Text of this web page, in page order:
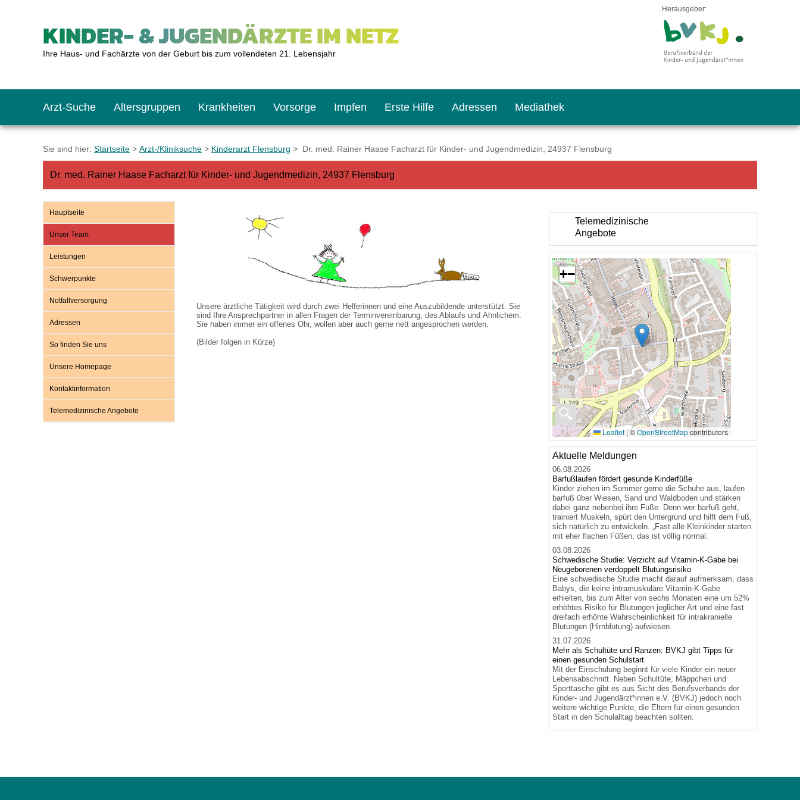
KINDER- & JUGENDÄRZTE IM NETZ
Ihre Haus- und Fachärzte von der Geburt bis zum vollendeten 21. Lebensjahr
Herausgeber:
Arzt-Suche Altersgruppen
Das erste Jahr
Krankheiten Vorsorge
Baby: U1 bis U6
Schulkind: U10 bis U11
Teenager: J1 bis J2
Impfen
Impfkalender
Was muss man beachten?
Impfsicherheit
Häufige Fragen
Erste Hilfe
Notrufnummern
Sofortmaßnahmen
Notdienste
Adressen
Notdienste
Gesundheitsämter
Mediathek
BMI-Rechner
Blutdruckrechner
Wachstum-Rechner
Empfehlungen zum Bildschirmmediengebrauch
Hörlexikon
Sie sind hier: Startseite > Arzt-/Kliniksuche > Kinderarzt Flensburg > Dr. med. Rainer Haase Facharzt für Kinder- und Jugendmedizin, 24937 Flensburg
Dr. med. Rainer Haase Facharzt für Kinder- und Jugendmedizin, 24937 Flensburg
Hauptseite
Unser Team
Leistungen
Schwerpunkte
Notfallversorgung
Adressen
So finden Sie uns
Unsere Homepage
Kontaktinformation
Telemedizinische Angebote
Unsere ärztliche Tätigkeit wird durch zwei Helferinnen und eine Auszubildende unterstützt. Sie
sind Ihre Ansprechpartner in allen Fragen der Terminvereinbarung, des Ablaufs und Ähnlichem.
Sie haben immer ein offenes Ohr, wollen aber auch gerne nett angesprochen werden.
(Bilder folgen in Kürze)
Telemedizinische
Angebote
🔍
+−
Leaflet | ©OpenStreetMapcontributors
Aktuelle Meldungen
06.08.2026
Barfußlaufen fördert gesunde Kinderfüße
Kinder ziehen im Sommer gerne die Schuhe aus, laufen
barfuß über Wiesen, Sand und Waldboden und stärken
dabei ganz nebenbei ihre Füße. Denn wer barfuß geht,
trainiert Muskeln, spürt den Untergrund und hilft dem Fuß,
sich natürlich zu entwickeln. „Fast alle Kleinkinder starten
mit eher flachen Füßen, das ist völlig normal.
03.08.2026
Schwedische Studie: Verzicht auf Vitamin-K-Gabe bei
Neugeborenen verdoppelt Blutungsrisiko
Eine schwedische Studie macht darauf aufmerksam, dass
Babys, die keine intramuskuläre Vitamin-K-Gabe
erhielten, bis zum Alter von sechs Monaten eine um 52%
erhöhtes Risiko für Blutungen jeglicher Art und eine fast
dreifach erhöhte Wahrscheinlichkeit für intrakranielle
Blutungen (Hirnblutung) aufwiesen.
31.07.2026
Mehr als Schultüte und Ranzen: BVKJ gibt Tipps für
einen gesunden Schulstart
Mit der Einschulung beginnt für viele Kinder ein neuer
Lebensabschnitt. Neben Schultüte, Mäppchen und
Sporttasche gibt es aus Sicht des Berufsverbands der
Kinder- und Jugendärzt*innen e.V. (BVKJ) jedoch noch
weitere wichtige Punkte, die Eltern für einen gesunden
Start in den Schulalltag beachten sollten.